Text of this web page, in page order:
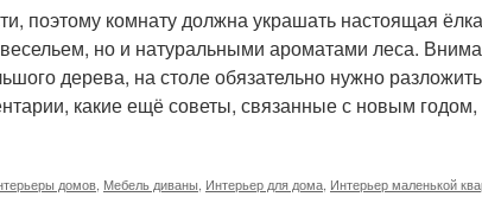
поэтому комнату должна украшать настоящая
но и натуральными ароматами леса.
дерева, на столе обязательно нужно
какие ещё советы, связанные с новым годом,
домов Мебель диваны Интерьер для дома Интерьер маленькой